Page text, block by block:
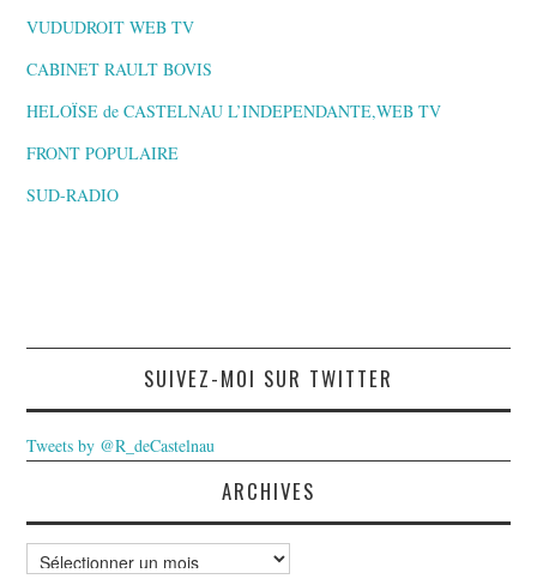
VUDUDROIT WEB TV
CABINET RAULT BOVIS
HELOÏSE de CASTELNAU L’INDEPENDANTE,WEB TV
FRONT POPULAIRE
SUD-RADIO
SUIVEZ-MOI SUR TWITTER
Tweets by @R_deCastelnau
ARCHIVES
Archives